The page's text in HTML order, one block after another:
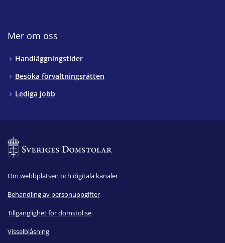
Mer om oss
Handläggningstider
Besöka förvaltningsrätten
Lediga jobb
Om webbplatsen och digitala kanaler
Behandling av personuppgifter
Tillgänglighet för domstol.se
Visselblåsning